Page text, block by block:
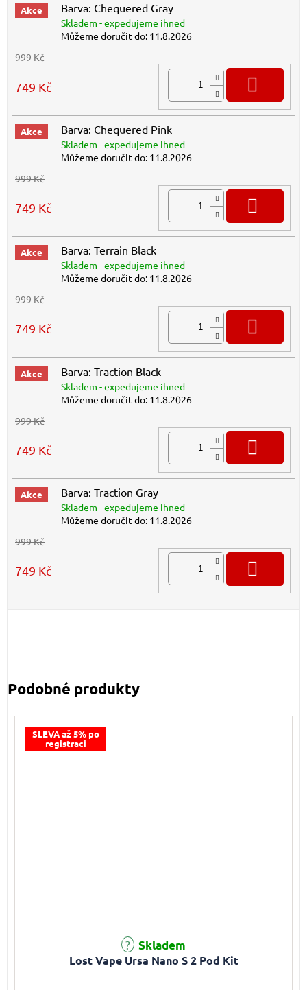
Akce Barva: Chequered Gray
Skladem - expedujeme ihned
Můžeme doručit do: 11.8.2026
999 Kč
749 Kč
Akce Barva: Chequered Pink
Skladem - expedujeme ihned
Můžeme doručit do: 11.8.2026
999 Kč
749 Kč
Akce Barva: Terrain Black
Skladem - expedujeme ihned
Můžeme doručit do: 11.8.2026
999 Kč
749 Kč
Akce Barva: Traction Black
Skladem - expedujeme ihned
Můžeme doručit do: 11.8.2026
999 Kč
749 Kč
Akce Barva: Traction Gray
Skladem - expedujeme ihned
Můžeme doručit do: 11.8.2026
999 Kč
749 Kč
SLEVA až 5% po
registraci
Lost Vape Ursa Nano S 2 Pod Kit
Průměrné hodnocení produktu je 4,9 z 5 hvězdiček.
Skladem